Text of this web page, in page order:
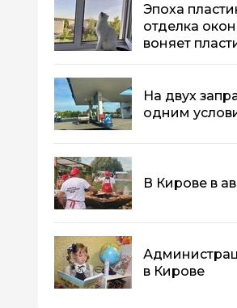
Эпоха
отделка
воняет
На двух
одним
В Кирове в
в Кирове